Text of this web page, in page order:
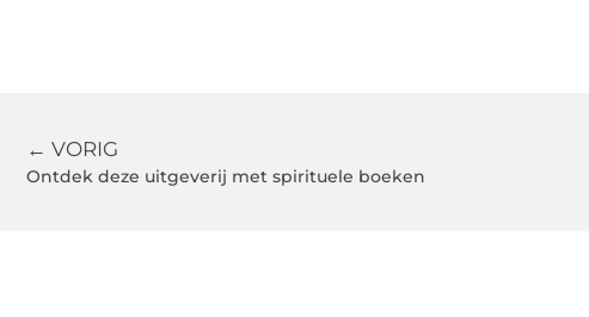
← VORIG
Ontdek deze uitgeverij met spirituele boeken